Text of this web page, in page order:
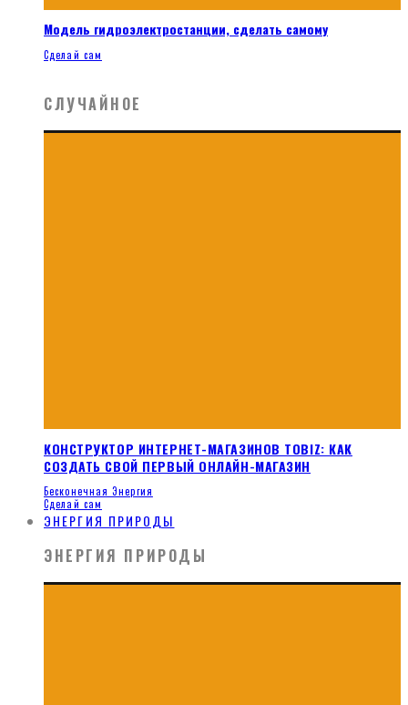
Модель гидроэлектростанции, сделать самому
Сделай сам
СЛУЧАЙНОЕ
КОНСТРУКТОР ИНТЕРНЕТ-МАГАЗИНОВ TOBIZ: КАК
СОЗДАТЬ СВОЙ ПЕРВЫЙ ОНЛАЙН-МАГАЗИН
Бесконечная Энергия
Сделай сам
ЭНЕРГИЯ ПРИРОДЫ
ЭНЕРГИЯ ПРИРОДЫ